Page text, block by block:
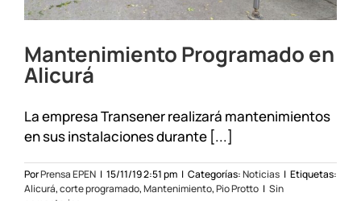
Mantenimiento Programado en
Alicurá
La empresa Transener realizará mantenimientos
en sus instalaciones durante [...]
PorPrensa EPEN | 15/11/19 2:51 pm | Categorías:Noticias | Etiquetas:
Alicurá,corte programado,Mantenimiento,Pio Protto | Sin